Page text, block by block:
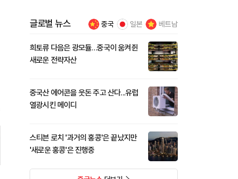
글로벌 뉴스 중국 일본 베트남
희토류 다음은 광모듈…중국이 움켜쥔
새로운 전략자산
중국산 에어콘을 웃돈 주고 산다...유럽
열광시킨 메이디
스티븐 로치 '과거의 홍콩'은 끝났지만
'새로운 홍콩'은 진행중